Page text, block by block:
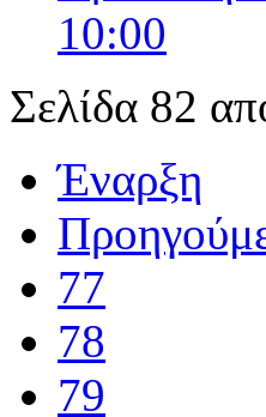
10:00
Σελίδα 82
Έναρξη
77
78
79